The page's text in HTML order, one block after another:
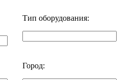
Тип оборудования:
Город: